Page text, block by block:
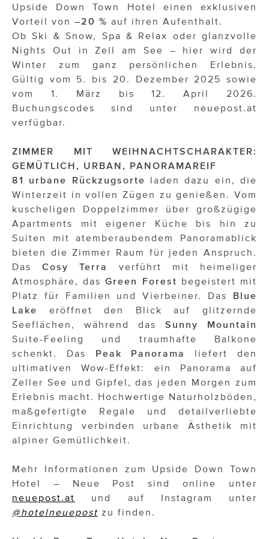
Upside Down Town Hotel einen exklusiven
Vorteil von –20 % auf ihren Aufenthalt.
Ob Ski & Snow, Spa & Relax oder glanzvolle
Nights Out in Zell am See – hier wird der
Winter zum ganz persönlichen Erlebnis.
Gültig vom 5. bis 20. Dezember 2025 sowie
vom 1. März bis 12. April 2026.
Buchungscodes sind unter neuepost.at
verfügbar.
ZIMMER MIT WEIHNACHTSCHARAKTER:
GEMÜTLICH, URBAN, PANORAMAREIF
81 urbane Rückzugsorte laden dazu ein, die
Winterzeit in vollen Zügen zu genießen. Vom
kuscheligen Doppelzimmer über großzügige
Apartments mit eigener Küche bis hin zu
Suiten mit atemberaubendem Panoramablick
bieten die Zimmer Raum für jeden Anspruch.
DasCosy Terra
verführt mit heimeliger
Atmosphäre, dasGreen Forest begeistert mit
Platz für Familien und Vierbeiner. Das
Blue
Lake
eröffnet den Blick auf glitzernde
Seeflächen, während das Sunny Mountain
Suite-Feeling und traumhafte Balkone
schenkt. Das Peak Panorama
liefert den
ultimativen Wow-Effekt: ein Panorama auf
Zeller See und Gipfel, das jeden Morgen zum
Erlebnis macht. Hochwertige Naturholzböden,
maßgefertigte Regale und detailverliebte
Einrichtung verbinden urbane Ästhetik mit
alpiner Gemütlichkeit.
Mehr Informationen zum Upside Down Town
Hotel – Neue Post sind online unter
neuepost.at
und auf Instagram unter
@hotelneuepost zu finden.